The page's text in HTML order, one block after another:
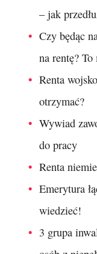
– jak
Czy będąc
na rentę?
Renta
otrzymać?
Wywiad
do pracy
Renta
Emerytura
wiedzieć!
3 grupa